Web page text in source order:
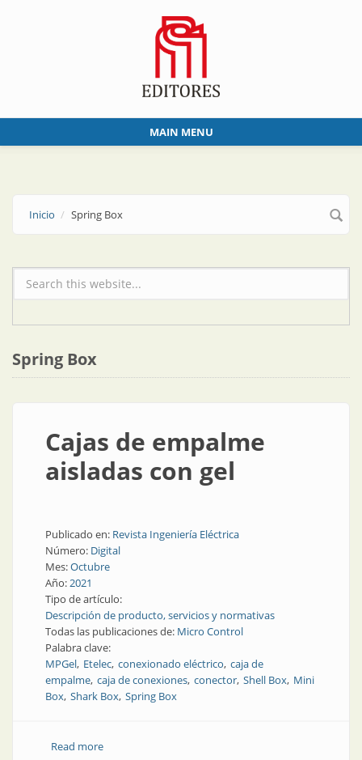
MAIN MENU
Inicio Spring Box
Formulario de búsqueda
Spring Box
Cajas de empalme
aisladas con gel
Publicado en: Revista Ingeniería Eléctrica
Número: Digital
Mes:Octubre
Año:2021
Tipo de artículo:
Descripción de producto, servicios y normativas
Todas las publicaciones de: Micro Control
Palabra clave:
MPGel Etelec conexionado eléctrico caja de
empalme caja de conexiones conector Shell Box Mini
Box Shark Box Spring Box
Read moreabout Cajas de empalme aisladas con gel